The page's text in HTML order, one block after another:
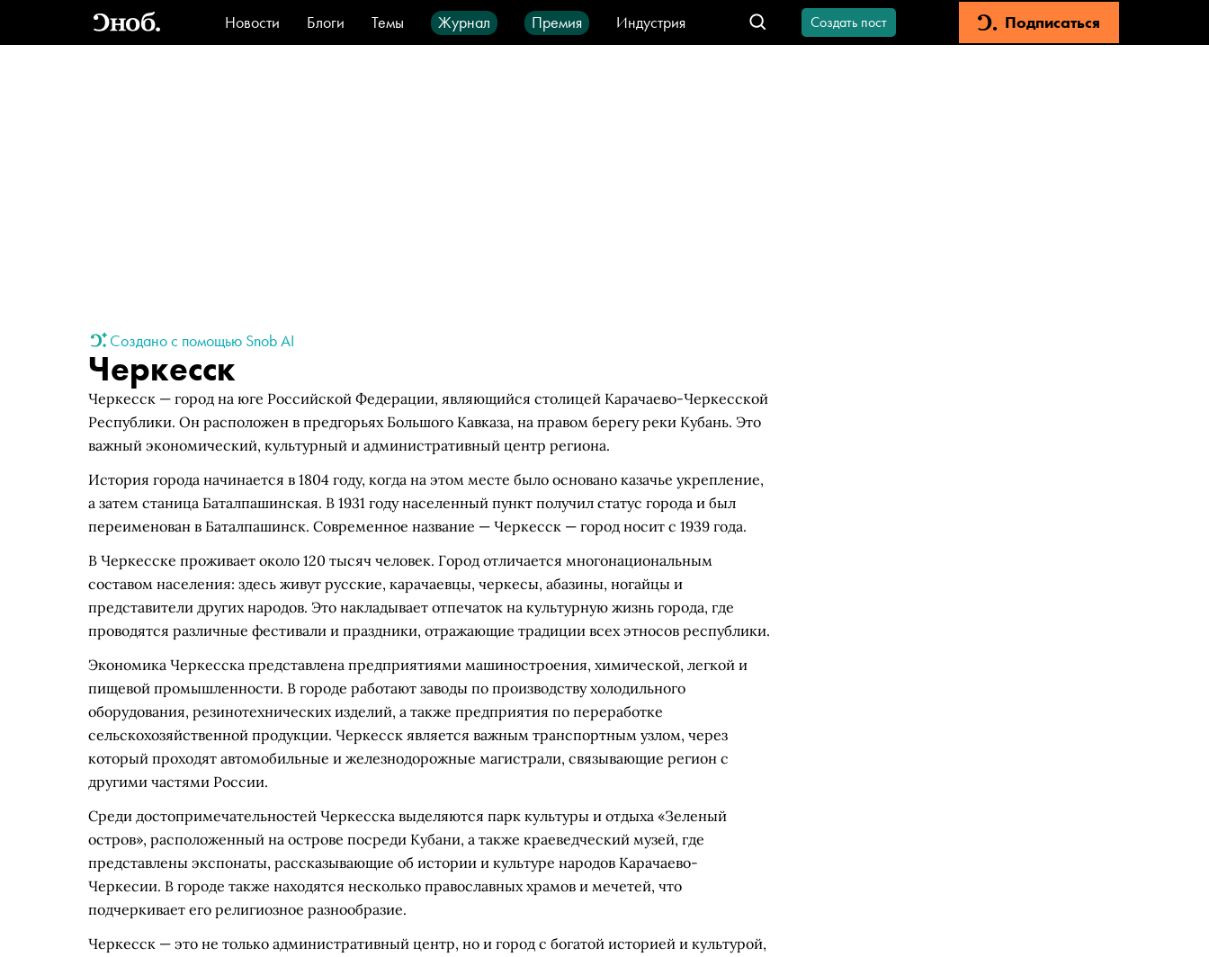
Новости Блоги Темы Журнал Премия
Индустрия
Стиль
Видео Город IT-продукты
Создать пост Подписаться
Создано с помощью Snob AI
Черкесск
Черкесск — город на юге Российской Федерации, являющийся столицей Карачаево-Черкесской
Республики. Он расположен в предгорьях Большого Кавказа, на правом берегу реки Кубань. Это
важный экономический, культурный и административный центр региона.
История города начинается в 1804 году, когда на этом месте было основано казачье укрепление,
а затем станица Баталпашинская. В 1931 году населенный пункт получил статус города и был
переименован в Баталпашинск. Современное название — Черкесск — город носит с 1939 года.
В Черкесске проживает около 120 тысяч человек. Город отличается многонациональным
составом населения: здесь живут русские, карачаевцы, черкесы, абазины, ногайцы и
представители других народов. Это накладывает отпечаток на культурную жизнь города, где
проводятся различные фестивали и праздники, отражающие традиции всех этносов республики.
Экономика Черкесска представлена предприятиями машиностроения, химической, легкой и
пищевой промышленности. В городе работают заводы по производству холодильного
оборудования, резинотехнических изделий, а также предприятия по переработке
сельскохозяйственной продукции. Черкесск является важным транспортным узлом, через
который проходят автомобильные и железнодорожные магистрали, связывающие регион с
другими частями России.
Среди достопримечательностей Черкесска выделяются парк культуры и отдыха «Зеленый
остров», расположенный на острове посреди Кубани, а также краеведческий музей, где
представлены экспонаты, рассказывающие об истории и культуре народов Карачаево-
Черкесии. В городе также находятся несколько православных храмов и мечетей, что
подчеркивает его религиозное разнообразие.
Черкесск — это не только административный центр, но и город с богатой историей и культурой,